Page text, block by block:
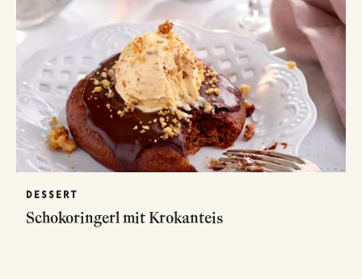
DESSERT
Schokoringerl mit Krokanteis